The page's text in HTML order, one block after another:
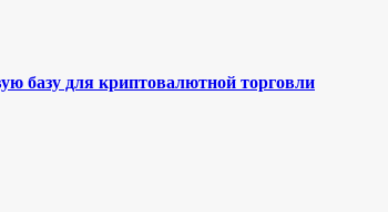
базу для криптовалютной торговли